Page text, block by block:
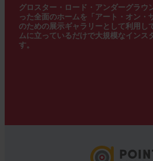
グロスター・ロード・アンダーグラウ
った全面のホームを「アート・オン・
のための展示ギャラリーとして利用し
ムに立っているだけで大規模なインス
す。